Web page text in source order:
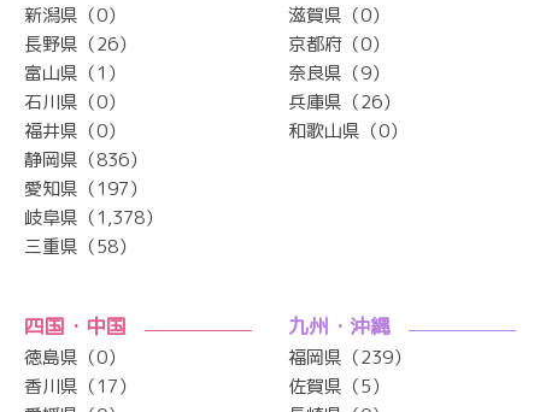
新潟県（0）
長野県（26）
富山県（1）
石川県（0）
福井県（0）
静岡県（836）
愛知県（197）
岐阜県（1,378）
三重県（58）
滋賀県（0）
京都府（0）
奈良県（9）
兵庫県（26）
和歌山県（0）
四国・中国
徳島県（0）
香川県（17）
九州・沖縄
福岡県（239）
佐賀県（5）